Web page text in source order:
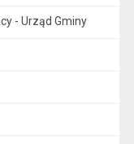
- Urząd Gminy